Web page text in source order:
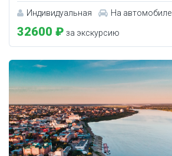
Индивидуальная На автомобиле
32600 ₽ за экскурсию